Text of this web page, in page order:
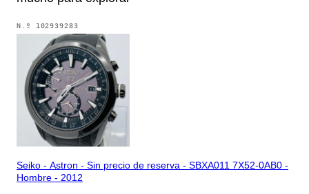
N.º 102939283
Seiko - Astron - Sin precio de reserva - SBXA011 7X52-0AB0 -
Hombre - 2012